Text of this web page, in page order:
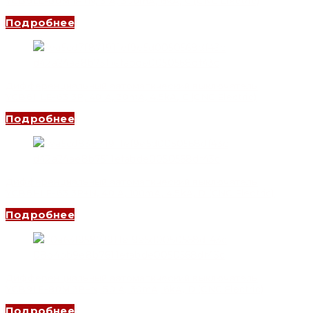
Подробнее
Подробнее
Подробнее